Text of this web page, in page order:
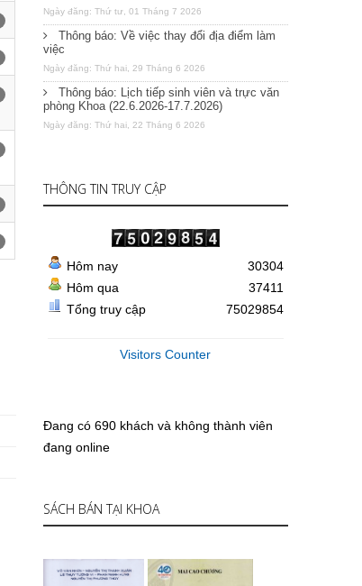
Ngày đăng: Thứ tư, 01 Tháng 7 2026
Thông báo: Về việc thay đổi địa điểm làm
việc
Ngày đăng: Thứ hai, 29 Tháng 6 2026
Thông báo: Lịch tiếp sinh viên và trực văn
phòng Khoa (22.6.2026-17.7.2026)
Ngày đăng: Thứ hai, 22 Tháng 6 2026
THÔNG TIN TRUY CẬP
Hôm nay
Hôm qua
Tổng truy cập
30304
37411
75029854
Visitors Counter
Đang có 690 khách và không thành viên
đang online
SÁCH BÁN TẠI KHOA